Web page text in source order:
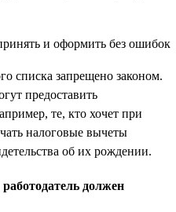
списка запрещено законом.
предоставить
те, кто хочет при
налоговые вычеты
об их рождении.
должен